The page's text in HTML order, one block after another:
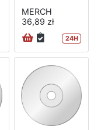
MERCH
36,89 zł
24H